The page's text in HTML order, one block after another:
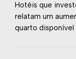
Hotéis que
relatam um
quarto disponível